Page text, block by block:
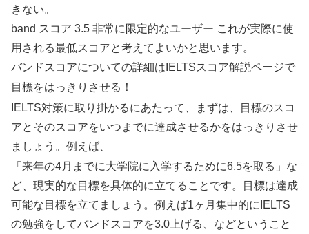
きない。
band スコア 3.5 非常に限定的なユーザー これが実際に使
用される最低スコアと考えてよいかと思います。
バンドスコアについての詳細はIELTSスコア解説ページで
目標をはっきりさせる！
IELTS対策に取り掛かるにあたって、まずは、目標のスコ
アとそのスコアをいつまでに達成させるかをはっきりさせ
ましょう。例えば、
「来年の4月までに大学院に入学するために6.5を取る」な
ど、現実的な目標を具体的に立てることです。目標は達成
可能な目標を立てましょう。例えば1ヶ月集中的にIELTS
の勉強をしてバンドスコアを3.0上げる、などということ